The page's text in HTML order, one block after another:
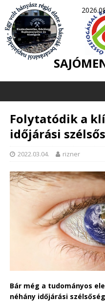
Folytatódik a
időjárási
2022.03.04. rizner
Bár még a tudományos
néhány időjárási